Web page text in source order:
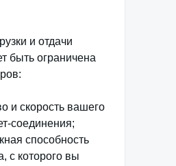
и отдачи
быть ограничена
и скорость вашего
соединения;
способность
с которого вы